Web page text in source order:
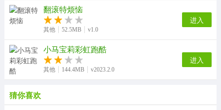
翻滚特烦恼
其他 52.5MB v1.0
进入
小马宝莉彩虹跑酷
其他 144.4MB v2023.2.0
进入
猜你喜欢